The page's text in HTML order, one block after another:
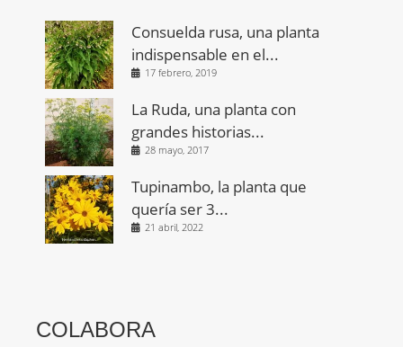
Consuelda rusa, una planta
indispensable en el...
17 febrero, 2019
La Ruda, una planta con
grandes historias...
28 mayo, 2017
Tupinambo, la planta que
quería ser 3...
21 abril, 2022
COLABORA